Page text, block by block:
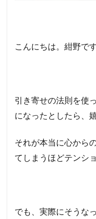
こんにちは。紺野です
引き寄せの法則を使
になったとしたら、
それが本当に心から
てしまうほどテンシ
でも、実際にそうな